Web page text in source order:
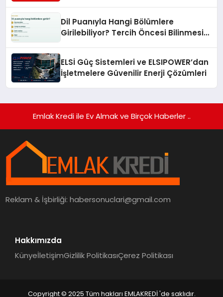
Dil Puanıyla Hangi Bölümlere
Girilebiliyor? Tercih Öncesi Bilinmesi
ELSİ Güç Sistemleri ve ELSIPOWER’dan
İşletmelere Güvenilir Enerji Çözümleri
Emlak Kredi ile Ev Almak ve Birçok Haberler ..
Reklam & İşbirliği:habersonuclari@gmail.com
Hakkımızda
KünyeİletişimGizlilik PolitikasıÇerez Politikası
Copyright © 2025 Tüm hakları EMLAKREDİ 'de saklıdır.